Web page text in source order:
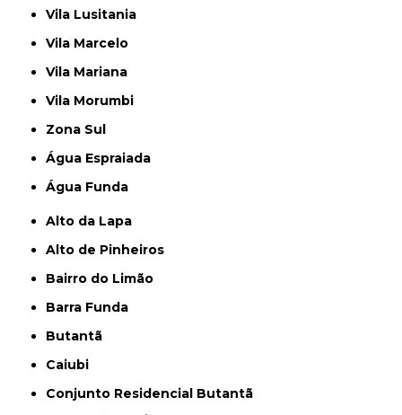
Vila Lusitania
Vila Marcelo
Vila Mariana
Vila Morumbi
Zona Sul
Água Espraiada
Água Funda
Alto da Lapa
Alto de Pinheiros
Bairro do Limão
Barra Funda
Butantã
Caiubi
Conjunto Residencial Butantã